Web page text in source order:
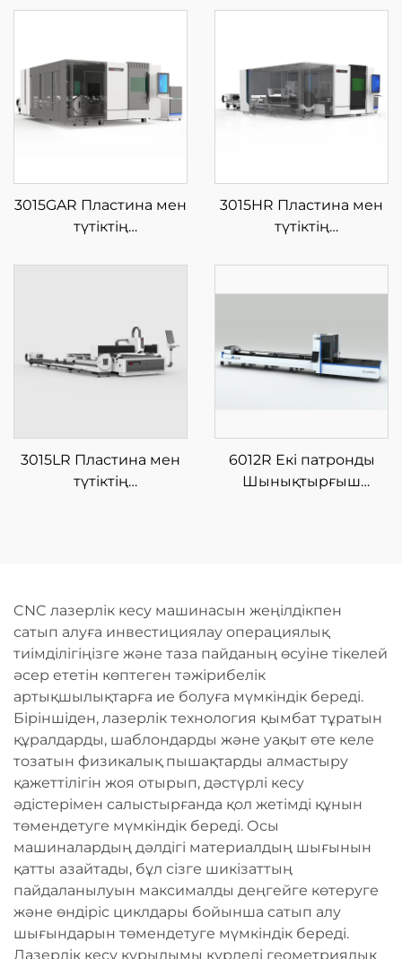
3015GAR Пластина мен
түтіктің
жабық айырбас
машинасы
3015HR Пластина мен
түтіктің
жабық айырбас
платформалы шыны
машинасы
3015LR Пластина мен
түтіктің
6012R Екі патронды
Шынықтырғыш
CNC лазерлік кесу машинасын жеңілдікпен
сатып алуға инвестициялау операциялық
тиімділігіңізге және таза пайданың өсуіне тікелей
әсер ететін көптеген тәжірибелік
артықшылықтарға ие болуға мүмкіндік береді.
Біріншіден, лазерлік технология қымбат тұратын
құралдарды, шаблондарды және уақыт өте келе
тозатын физикалық пышақтарды алмастыру
қажеттілігін жоя отырып, дәстүрлі кесу
әдістерімен салыстырғанда қол жетімді құнын
төмендетуге мүмкіндік береді. Осы
машиналардың дәлдігі материалдың шығынын
қатты азайтады, бұл сізге шикізаттың
пайдаланылуын максималды деңгейге көтеруге
және өндіріс циклдары бойынша сатып алу
шығындарын төмендетуге мүмкіндік береді.
Лазерлік кесу құрылымы күрделі геометриялық